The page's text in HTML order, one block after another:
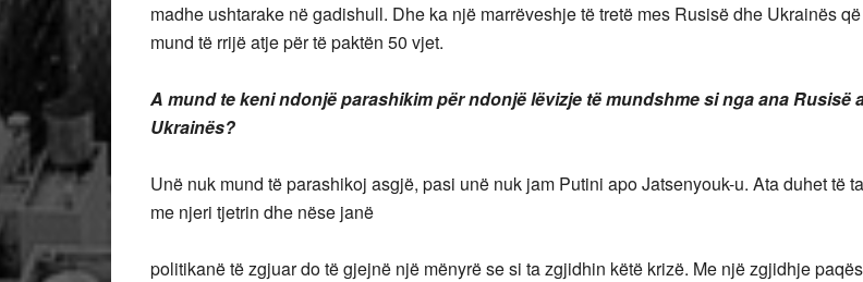
madhe ushtarake në gadishull. Dhe ka një marrëveshje të tretë mes Rusisë dhe Ukrainës
mund të rrijë atje për të paktën 50 vjet.
A mund te keni ndonjë parashikim për ndonjë lëvizje të mundshme singa ana Rusisë
Ukrainës?
Unë nuk mund të parashikoj asgjë, pasi unë nuk jam Putini apo Jatsenyouk-u. Ata duhet të
me njeri tjetrin dhe nëse janë
politikanë të zgjuar do të gjejnë një mënyrë se si ta zgjidhin këtë krizë. Me një zgjidhje